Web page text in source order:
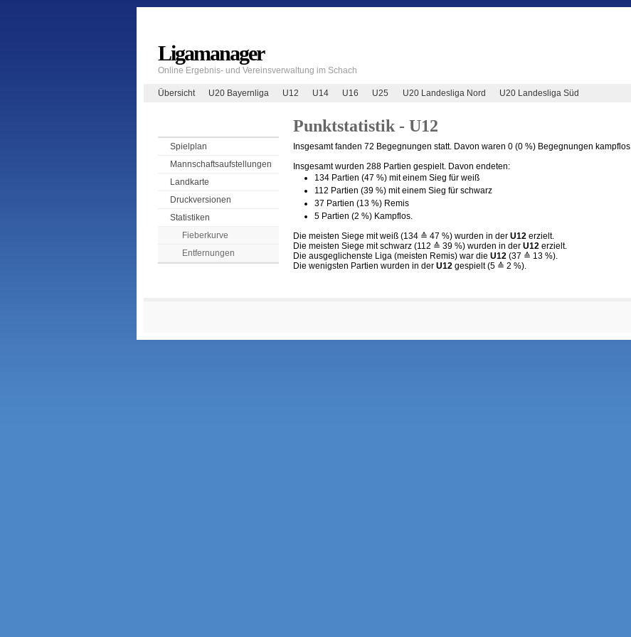
Ligamanager
Online Ergebnis- und Vereinsverwaltung im Schach
Übersicht U20 Bayernliga U12 U14 U16 U25 U20 Landesliga Nord U20 Landesliga Süd
Spielplan
Mannschaftsaufstellungen
Landkarte
Druckversionen
Statistiken
Fieberkurve
Entfernungen
Punktstatistik - U12
Insgesamt fanden 72 Begegnungen statt. Davon waren 0 (0 %) Begegnungen kampflos.
Insgesamt wurden 288 Partien gespielt. Davon endeten:
134 Partien (47 %) mit einem Sieg für weiß
112 Partien (39 %) mit einem Sieg für schwarz
37 Partien (13 %) Remis
5 Partien (2 %) Kampflos.
Die meisten Siege mit weiß (134 ≙ 47 %) wurden in der U12 erzielt.
Die meisten Siege mit schwarz (112 ≙ 39 %) wurden in der U12 erzielt.
Die ausgeglichenste Liga (meisten Remis) war die U12 (37 ≙ 13 %).
Die wenigsten Partien wurden in der U12 gespielt (5 ≙ 2 %).